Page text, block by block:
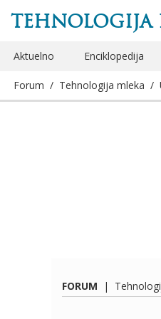
TEHNOLOGIJA
Aktuelno Enciklopedija
Forum / Tehnologija mleka /
FORUM |